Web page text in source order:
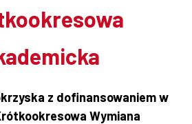
z dofinansowaniem w
Wymiana